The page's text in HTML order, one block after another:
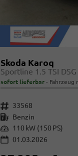
Skoda Karoq
sofort lieferbar Fahrzeug
Fahrzeugnr. 33568
Kraftstoff Benzin
Leistung 110 kW (150 PS)
01.03.2026